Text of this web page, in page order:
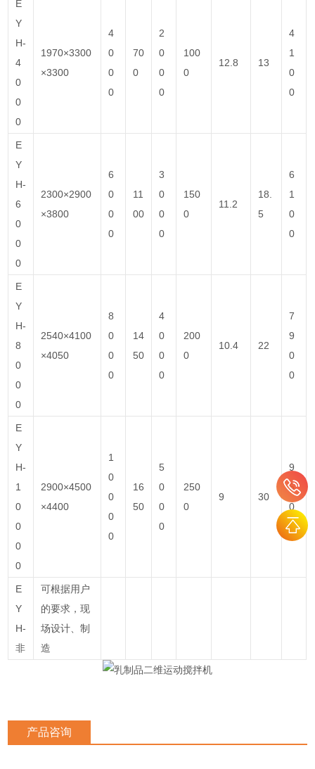
E
Y
H-
4
0
0
0
1970×3300
×3300
4
0
0
0
70
0
2
0
0
0
100
0
12.8 13
4
1
0
0
E
Y
H-
6
0
0
0
2300×2900
×3800
6
0
0
0
11
00
3
0
0
0
150
0
11.2
18.
5
6
1
0
0
E
Y
H-
8
0
0
0
2540×4100
×4050
8
0
0
0
14
50
4
0
0
0
200
0
10.4 22
7
9
0
0
E
Y
H-
1
0
0
0
0
2900×4500
×4400
1
0
0
0
0
16
50
5
0
0
0
250
0
9 30
9
5
0
0
E
Y
H-
非
可根据用户
的要求，现
场设计、制
造
产品咨询